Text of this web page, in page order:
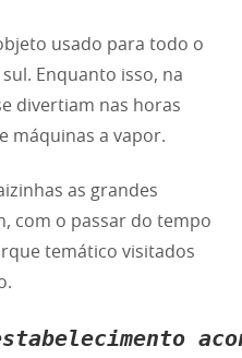
usado para todo o
Enquanto isso, na
divertiam nas horas
máquinas a vapor.
as grandes
com o passar do tempo
temático visitados